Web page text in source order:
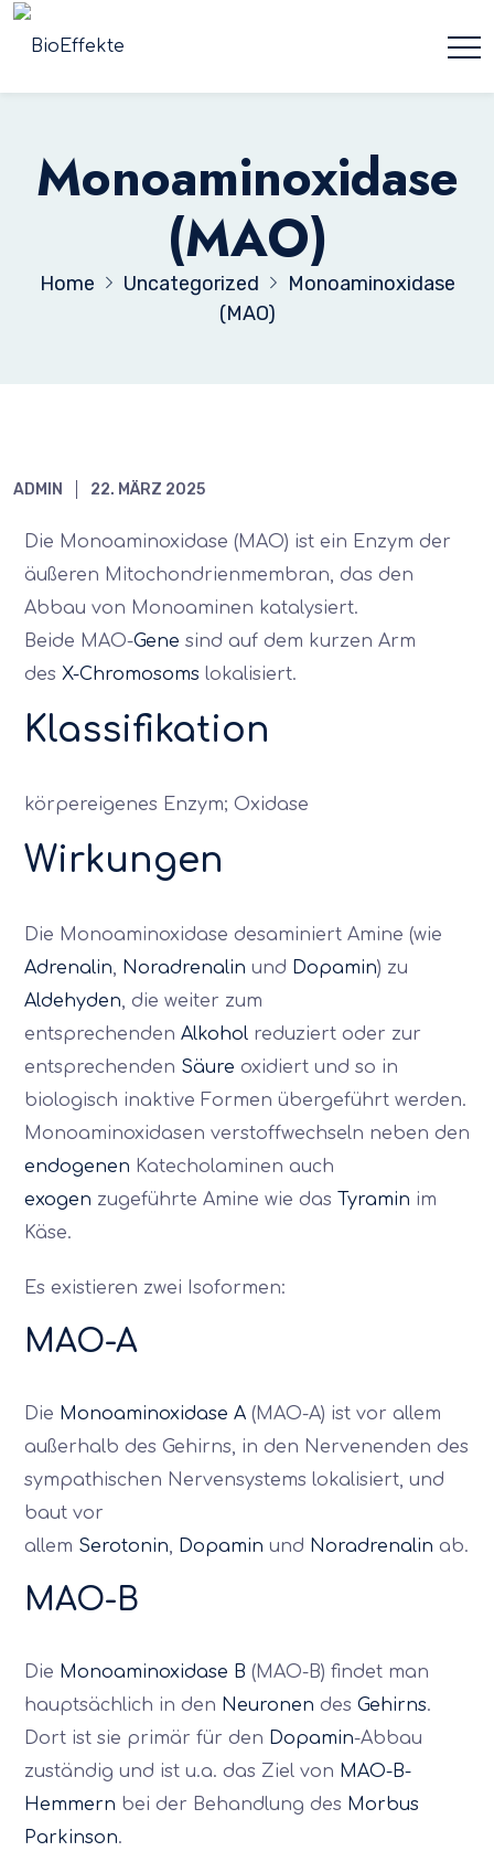
Monoaminoxidase
(MAO)
Home Uncategorized
Monoaminoxidase
(MAO)
ADMIN 22. MÄRZ 2025
Die Monoaminoxidase (MAO) ist ein Enzym der
äußeren Mitochondrienmembran, das den
Abbau von Monoaminen katalysiert.
Beide MAO-Gene sind auf dem kurzen Arm
des X-Chromosoms lokalisiert.
Klassifikation
körpereigenes Enzym; Oxidase
Wirkungen
Die Monoaminoxidase desaminiert Amine (wie
Adrenalin, Noradrenalin und Dopamin) zu
Aldehyden, die weiter zum
entsprechenden Alkohol reduziert oder zur
entsprechenden Säure oxidiert und so in
biologisch inaktive Formen übergeführt werden.
Monoaminoxidasen verstoffwechseln neben den
endogenen Katecholaminen auch
exogen zugeführte Amine wie das Tyramin im
Käse.
Es existieren zwei Isoformen:
MAO-A
Die Monoaminoxidase A (MAO-A) ist vor allem
außerhalb des Gehirns, in den Nervenenden des
sympathischen Nervensystems lokalisiert, und
baut vor
allem Serotonin, Dopamin und Noradrenalin ab.
MAO-B
Die Monoaminoxidase B (MAO-B) findet man
hauptsächlich in den Neuronen des Gehirns.
Dort ist sie primär für den Dopamin-Abbau
zuständig und ist u.a. das Ziel von MAO-B-
Hemmern bei der Behandlung des Morbus
Parkinson.